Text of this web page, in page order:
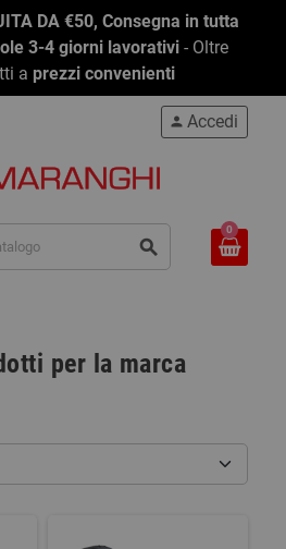
DA €50, Consegna in tutta
3-4 giorni lavorativi - Oltre
a prezzi convenienti
search
person Accedi
0
per la marca